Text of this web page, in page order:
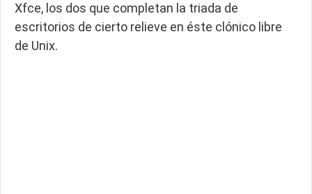
Xfce, los dos que completan la triada de
escritorios de cierto relieve en éste clónico libre
de Unix.